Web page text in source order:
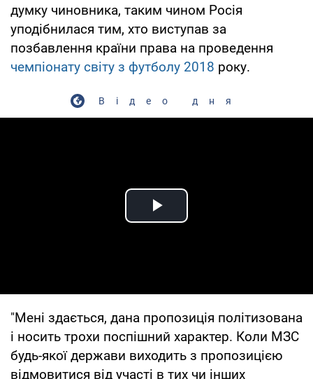
думку чиновника, таким чином Росія
уподібнилася тим, хто виступав за
позбавлення країни права на проведення
чемпіонату світу з футболу 2018 року.
Відео дня
Play Video
"Мені здається, дана пропозиція політизована
і носить трохи поспішний характер. Коли МЗС
будь-якої держави виходить з пропозицією
відмовитися від участі в тих чи інших